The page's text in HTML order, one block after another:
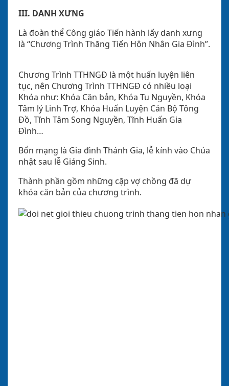
III. DANH XƯNG
Là đoàn thể Công giáo Tiến hành lấy danh xưng
là “Chương Trình Thăng Tiến Hôn Nhân Gia Đình”.
Chương Trình TTHNGĐ là một huấn luyện liên
tục, nên Chương Trình TTHNGĐ có nhiều loại
Khóa như: Khóa Căn bản, Khóa Tu Nguyền, Khóa
Tâm lý Linh Trợ, Khóa Huấn Luyện Cán Bộ Tông
Đồ, Tĩnh Tâm Song Nguyền, Tĩnh Huấn Gia
Đình…
Bổn mạng là Gia đình Thánh Gia, lễ kính vào Chúa
nhật sau lễ Giáng Sinh.
Thành phần gồm những cặp vợ chồng đã dự
khóa căn bản của chương trình.